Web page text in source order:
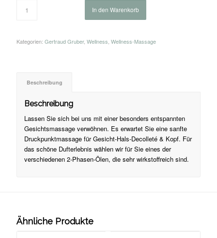
In den Warenkorb
Kategorien: Gertraud Gruber, Wellness Wellness-Massage
Beschreibung
Beschreibung
Lassen Sie sich bei uns mit einer besonders entspannten
Gesichtsmassage verwöhnen. Es erwartet Sie eine sanfte
Druckpunktmassage für Gesicht-Hals-Decolleté & Kopf. Für
das schöne Dufterlebnis wählen wir für Sie eines der
verschiedenen 2-Phasen-Ölen, die sehr wirkstoffreich sind.
Ähnliche Produkte